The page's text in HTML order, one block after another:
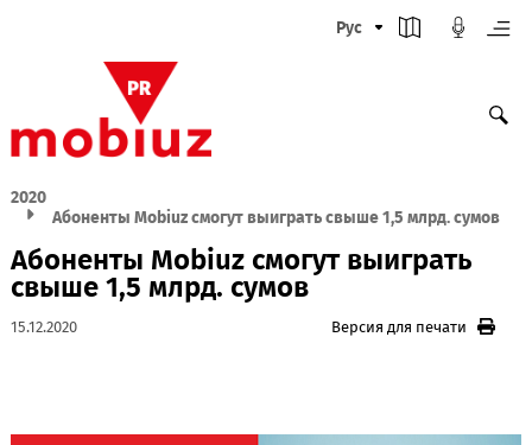
Рус
2020
Абоненты Mobiuz смогут выиграть
свыше 1,5 млрд. сумов